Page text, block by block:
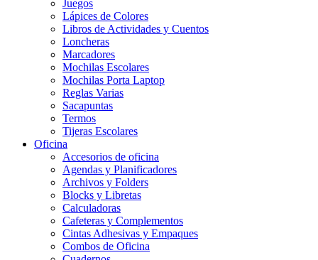
Juegos
Lápices de Colores
Libros de Actividades y Cuentos
Loncheras
Marcadores
Mochilas Escolares
Mochilas Porta Laptop
Reglas Varias
Sacapuntas
Termos
Tijeras Escolares
Oficina
Accesorios de oficina
Agendas y Planificadores
Archivos y Folders
Blocks y Libretas
Calculadoras
Cafeteras y Complementos
Cintas Adhesivas y Empaques
Combos de Oficina